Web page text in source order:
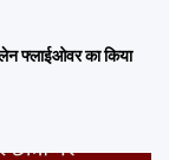
फ्लाईओवर का किया